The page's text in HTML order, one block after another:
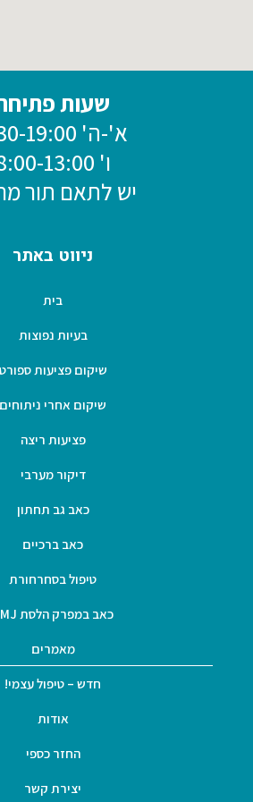
שעות
א'-ה' 8:30-19:00
ו' 8:00-13:00
יש לתאם תור
ניווט באתר
בית
בעיות נפוצות
שיקום פציעות ספורט
שיקום אחרי ניתוחים
פציעות ריצה
דיקור מערבי
כאב גב תחתון
כאב ברכיים
טיפול בסחרחורת
כאב במפרק הלסת TMJ
מאמרים
חדש – טיפול עצמי!
אודות
החזר כספי
יצירת קשר